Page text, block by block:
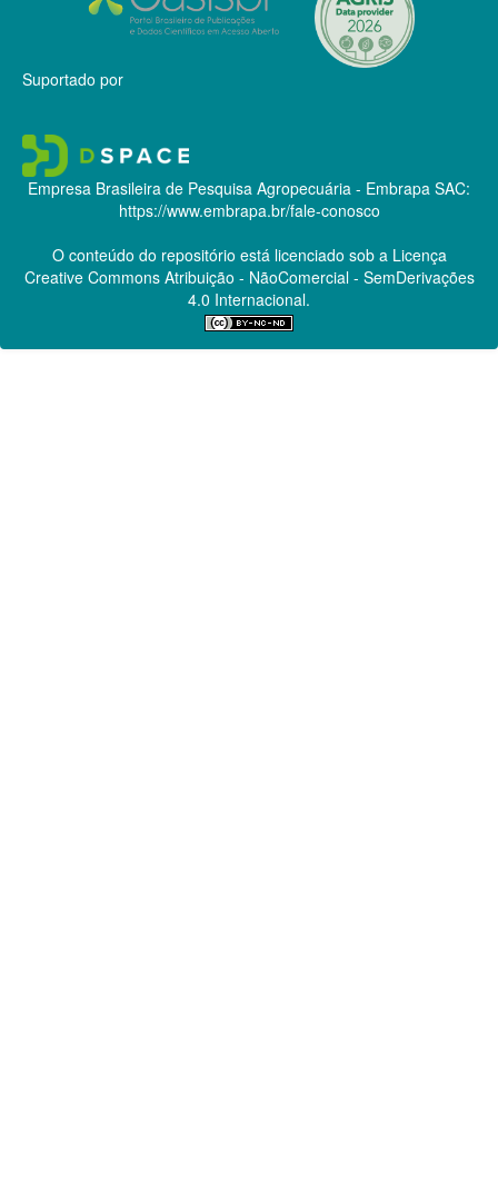
Suportado por
Empresa Brasileira de Pesquisa Agropecuária - Embrapa SAC:
https://www.embrapa.br/fale-conosco
O conteúdo do repositório está licenciado sob a Licença
Creative CommonsAtribuição - NãoComercial - SemDerivações
4.0 Internacional.